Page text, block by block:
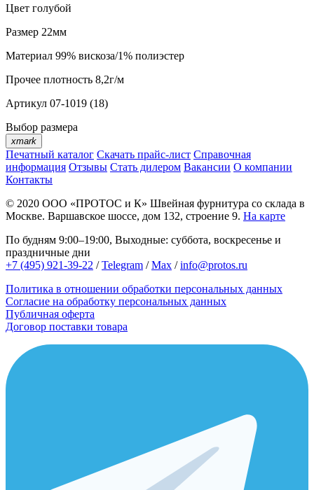
Цвет голубой
Размер 22мм
Материал 99% вискоза/1% полиэстер
Прочее плотность 8,2г/м
Артикул 07-1019 (18)
Выбор размера
xmark
Печатный каталог Скачать прайс-лист Справочная
информация Отзывы Стать дилером Вакансии О компании
Контакты
© 2020 ООО «ПРОТОС и К» Швейная фурнитура со склада в
Москве. Варшавское шоссе, дом 132, строение 9. На карте
По будням 9:00–19:00, Выходные: суббота, воскресенье и
праздничные дни
+7 (495) 921-39-22 /Telegram /Max /info@protos.ru
Политика в отношении обработки персональных данных
Согласие на обработку персональных данных
Публичная оферта
Договор поставки товара